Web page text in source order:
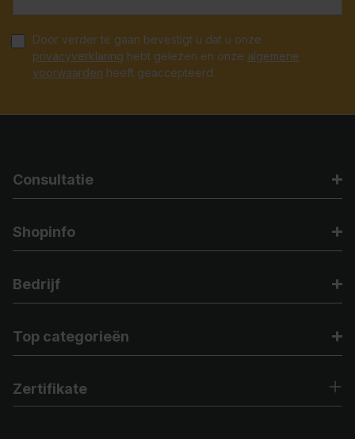
Door verder te gaan bevestigt u dat u onze
privacyverklaring hebt gelezen en onze algemene
voorwaarden heeft geaccepteerd.
Consultatie
Shopinfo
Bedrijf
Top categorieën
Zertifikate